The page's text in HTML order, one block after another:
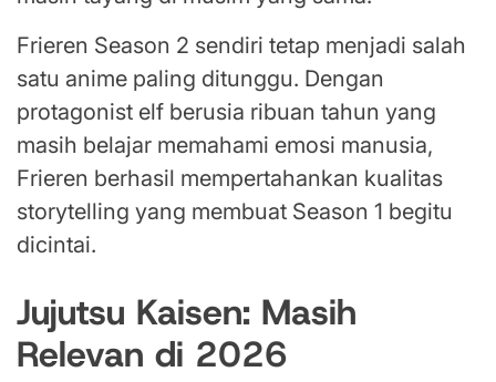
Frieren Season 2 sendiri tetap menjadi salah
satu anime paling ditunggu. Dengan
protagonist elf berusia ribuan tahun yang
masih belajar memahami emosi manusia,
Frieren berhasil mempertahankan kualitas
storytelling yang membuat Season 1 begitu
dicintai.
Jujutsu Kaisen: Masih
Relevan di 2026